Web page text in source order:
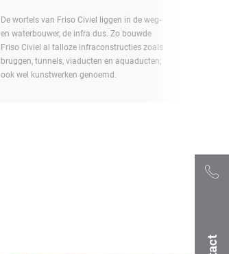
De wortels van Friso Civiel liggen in de weg-
en waterbouwer, de infra dus. Zo bouwde
Friso Civiel al talloze infraconstructies zoals
bruggen, tunnels, viaducten en aquaducten;
ook wel kunstwerken genoemd.